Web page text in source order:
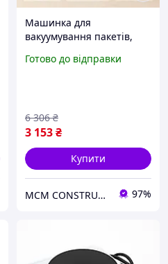
Машинка для
вакуумування пакетів,
вакууматори, Вакууматор
Готово до відправки
3 153₴
6 306 ₴
Купити
MCM CONSTRUCTION 97%